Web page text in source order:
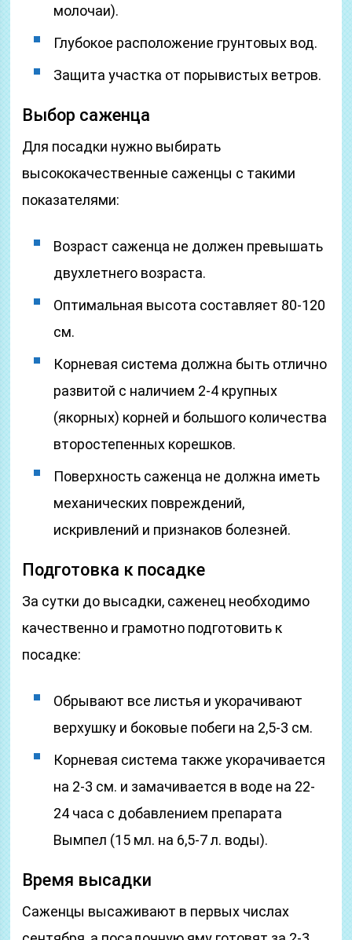
молочаи).
Глубокое расположение грунтовых вод.
Защита участка от порывистых ветров.
Выбор саженца
Для посадки нужно выбирать
высококачественные саженцы с такими
показателями:
Возраст саженца не должен превышать
двухлетнего возраста.
Оптимальная высота составляет 80-120
см.
Корневая система должна быть отлично
развитой с наличием 2-4 крупных
(якорных) корней и большого количества
второстепенных корешков.
Поверхность саженца не должна иметь
механических повреждений,
искривлений и признаков болезней.
Подготовка к посадке
За сутки до высадки, саженец необходимо
качественно и грамотно подготовить к
посадке:
Обрывают все листья и укорачивают
верхушку и боковые побеги на 2,5-3 см.
Корневая система также укорачивается
на 2-3 см. и замачивается в воде на 22-
24 часа с добавлением препарата
Вымпел (15 мл. на 6,5-7 л. воды).
Время высадки
Саженцы высаживают в первых числах